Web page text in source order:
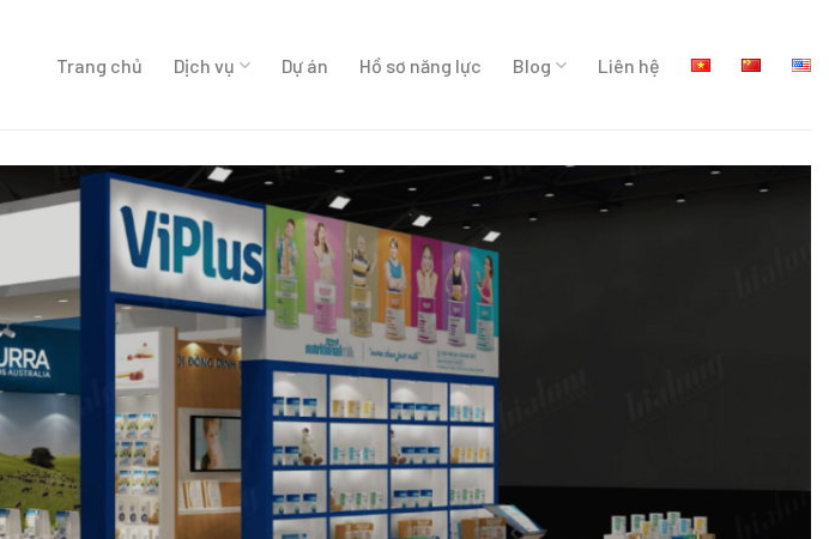
Trang chủ Dịch vụ Dự án Hồ sơ năng lực Blog Liên hệ